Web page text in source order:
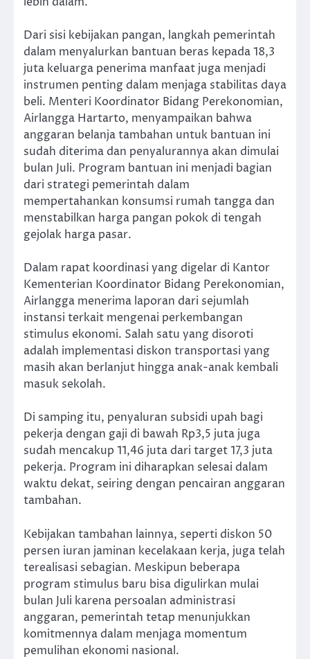
Dari sisi kebijakan pangan, langkah pemerintah
dalam menyalurkan bantuan beras kepada 18,3
juta keluarga penerima manfaat juga menjadi
instrumen penting dalam menjaga stabilitas daya
beli. Menteri Koordinator Bidang Perekonomian,
Airlangga Hartarto, menyampaikan bahwa
anggaran belanja tambahan untuk bantuan ini
sudah diterima dan penyalurannya akan dimulai
bulan Juli. Program bantuan ini menjadi bagian
dari strategi pemerintah dalam
mempertahankan konsumsi rumah tangga dan
menstabilkan harga pangan pokok di tengah
gejolak harga pasar.
Dalam rapat koordinasi yang digelar di Kantor
Kementerian Koordinator Bidang Perekonomian,
Airlangga menerima laporan dari sejumlah
instansi terkait mengenai perkembangan
stimulus ekonomi. Salah satu yang disoroti
adalah implementasi diskon transportasi yang
masih akan berlanjut hingga anak-anak kembali
masuk sekolah.
Di samping itu, penyaluran subsidi upah bagi
pekerja dengan gaji di bawah Rp3,5 juta juga
sudah mencakup 11,46 juta dari target 17,3 juta
pekerja. Program ini diharapkan selesai dalam
waktu dekat, seiring dengan pencairan anggaran
tambahan.
Kebijakan tambahan lainnya, seperti diskon 50
persen iuran jaminan kecelakaan kerja, juga telah
terealisasi sebagian. Meskipun beberapa
program stimulus baru bisa digulirkan mulai
bulan Juli karena persoalan administrasi
anggaran, pemerintah tetap menunjukkan
komitmennya dalam menjaga momentum
pemulihan ekonomi nasional.